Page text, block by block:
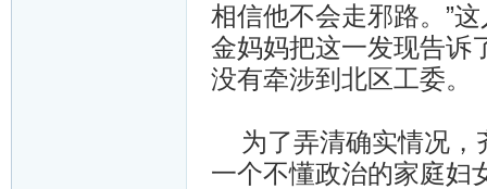
相信他不会走邪路。”
金妈妈把这一发现告诉
没有牵涉到北区工委。
为了弄清确实情况，
一个不懂政治的家庭妇